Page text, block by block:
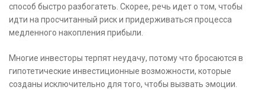
способ быстро разбогатеть. Скорее, речь идет о том, чтобы
идти на просчитанный риск и придерживаться процесса
медленного накопления прибыли.
Многие инвесторы терпят неудачу, потому что бросаются в
гипотетические инвестиционные возможности, которые
созданы исключительно для того, чтобы вызвать эмоции.